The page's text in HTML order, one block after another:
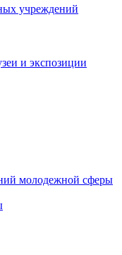
учреждений
и экспозиции
молодежной сферы